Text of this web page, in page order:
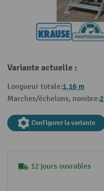
Variante actuelle :
Longueur totale:1,16 m
Marches/échelons, nombre:2
Configurer la variante
12 jours ouvrables